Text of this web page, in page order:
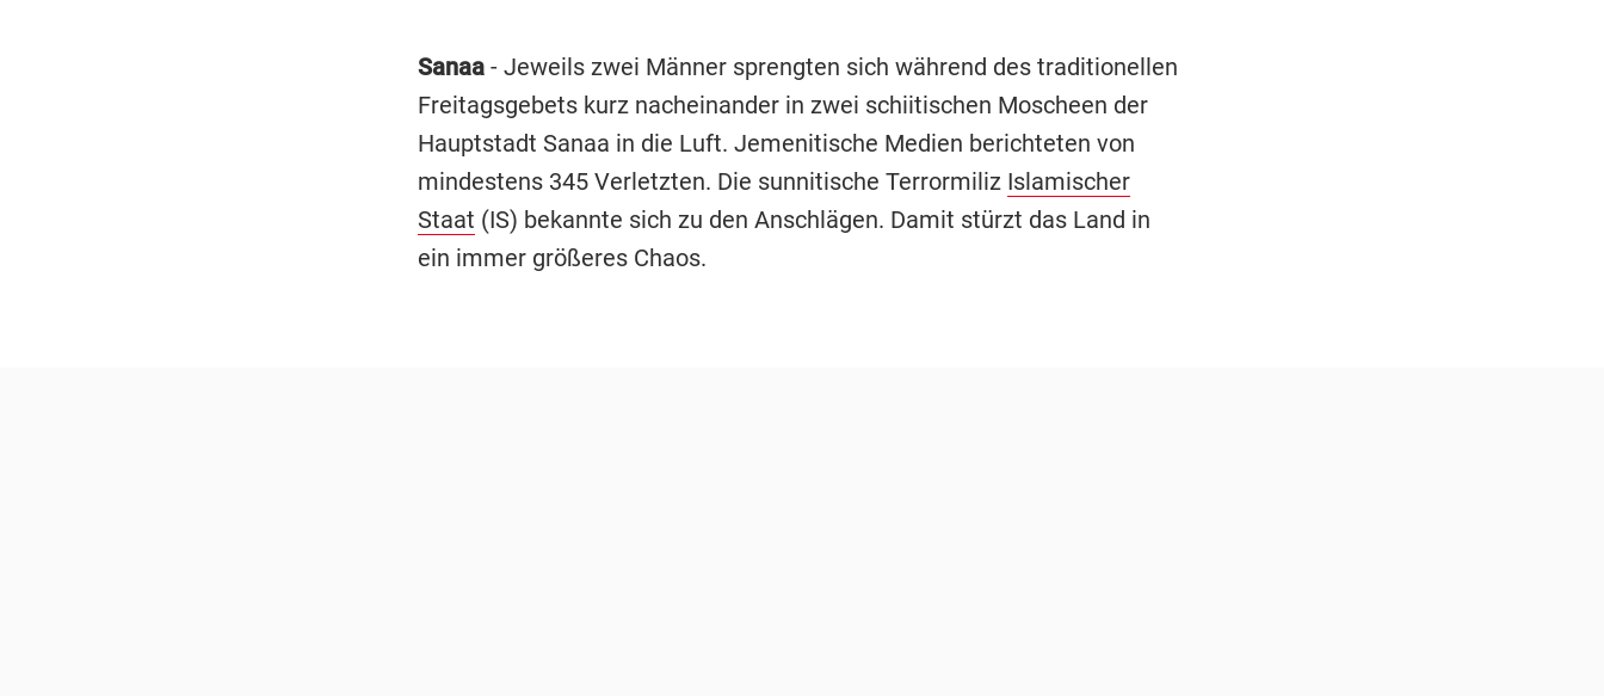
Sanaa - Jeweils zwei Männer sprengten sich während des traditionellen
Freitagsgebets kurz nacheinander in zwei schiitischen Moscheen der
Hauptstadt Sanaa in die Luft. Jemenitische Medien berichteten von
mindestens 345 Verletzten. Die sunnitische Terrormiliz Islamischer
Staat (IS) bekannte sich zu den Anschlägen. Damit stürzt das Land in
ein immer größeres Chaos.